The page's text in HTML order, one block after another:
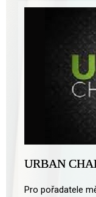
URBAN
Pro pořadatele